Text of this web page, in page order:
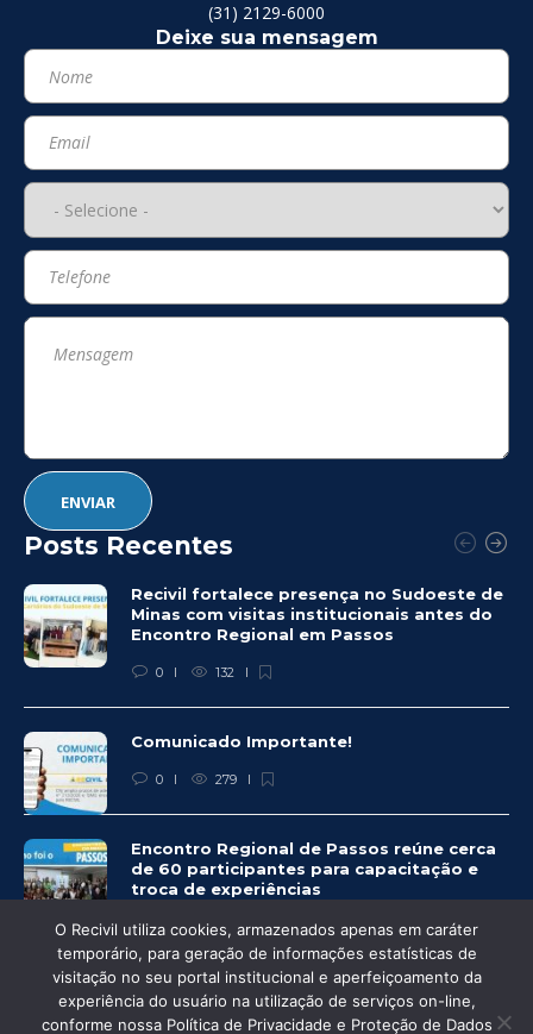
(31) 2129-6000
Deixe sua mensagem
Posts Recentes
Recivil fortalece presença no Sudoeste de
Minas com visitas institucionais antes do
Encontro Regional em Passos
0 132
Comunicado Importante!
0 279
Encontro Regional de Passos reúne cerca
de 60 participantes para capacitação e
troca de experiências
0 276
O Recivil utiliza cookies, armazenados apenas em caráter
temporário, para geração de informações estatísticas de
visitação no seu portal institucional e aperfeiçoamento da
experiência do usuário na utilização de serviços on-line,
conforme nossa Política de Privacidade e Proteção de Dados